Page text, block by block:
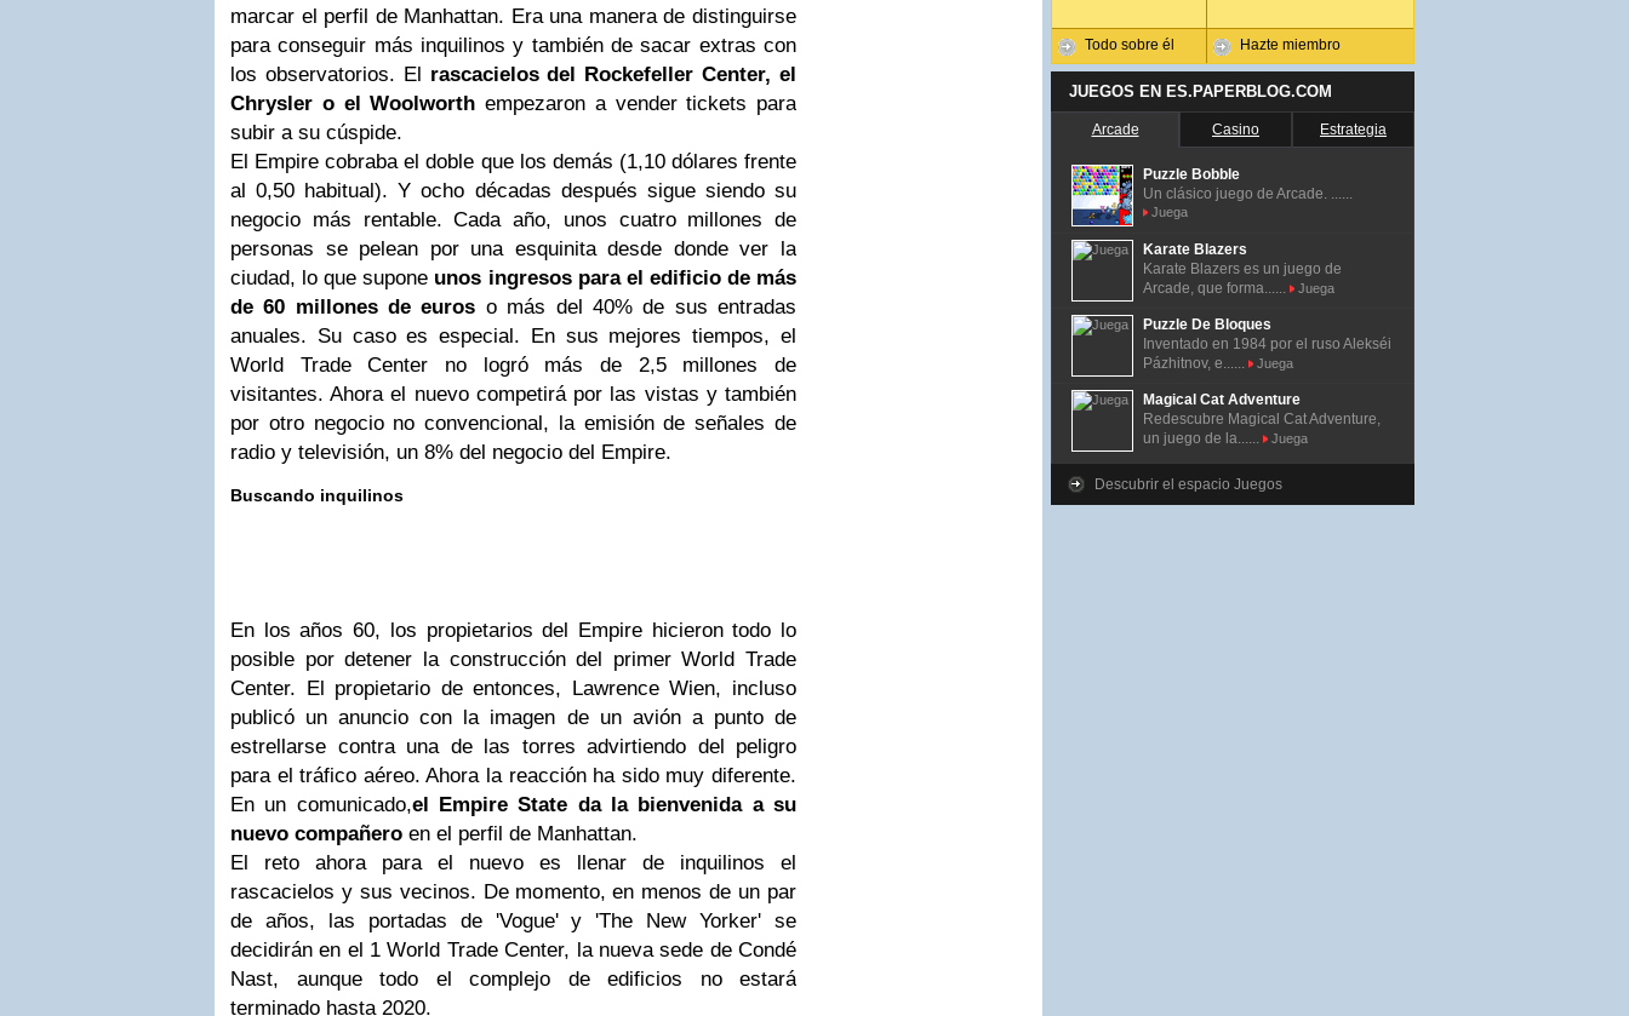
marcar el perfil de Manhattan. Era una manera de distinguirse
para conseguir más inquilinos y también de sacar extras con
los observatorios. El rascacielos del Rockefeller Center, el
Chrysler o el Woolworth empezaron a vender tickets para
subir a su cúspide.
El Empire cobraba el doble que los demás (1,10 dólares frente
al 0,50 habitual). Y ocho décadas después sigue siendo su
negocio más rentable. Cada año, unos cuatro millones de
personas se pelean por una esquinita desde donde ver la
ciudad, lo que supone unos ingresos para el edificio de más
de 60 millones de euros o más del 40% de sus entradas
anuales. Su caso es especial. En sus mejores tiempos, el
World Trade Center no logró más de 2,5 millones de
visitantes. Ahora el nuevo competirá por las vistas y también
por otro negocio no convencional, la emisión de señales de
radio y televisión, un 8% del negocio del Empire.
Buscando inquilinos
En los años 60, los propietarios del Empire hicieron todo lo
posible por detener la construcción del primer World Trade
Center. El propietario de entonces, Lawrence Wien, incluso
publicó un anuncio con la imagen de un avión a punto de
estrellarse contra una de las torres advirtiendo del peligro
para el tráfico aéreo. Ahora la reacción ha sido muy diferente.
En un comunicado,el Empire State da la bienvenida a su
nuevo compañero en el perfil de Manhattan.
El reto ahora para el nuevo es llenar de inquilinos el
rascacielos y sus vecinos. De momento, en menos de un par
de años, las portadas de 'Vogue' y 'The New Yorker' se
decidirán en el 1 World Trade Center, la nueva sede de Condé
Nast, aunque todo el complejo de edificios no estará
terminado hasta 2020.
Todo sobre él Hazte miembro
JUEGOS EN ES.PAPERBLOG.COM
Arcade Casino Estrategia
Puzzle Bobble
Un clásico juego de Arcade. ......
Juega
Karate Blazers
Karate Blazers es un juego de
Arcade, que forma......
Juega
Puzzle De Bloques
Inventado en 1984 por el ruso Alekséi
Pázhitnov, e......
Juega
Magical Cat Adventure
Redescubre Magical Cat Adventure,
un juego de la......
Juega
Descubrir el espacio Juegos